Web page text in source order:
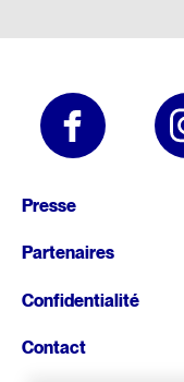
page
Presse
Partenaires
Confidentialité
Contact